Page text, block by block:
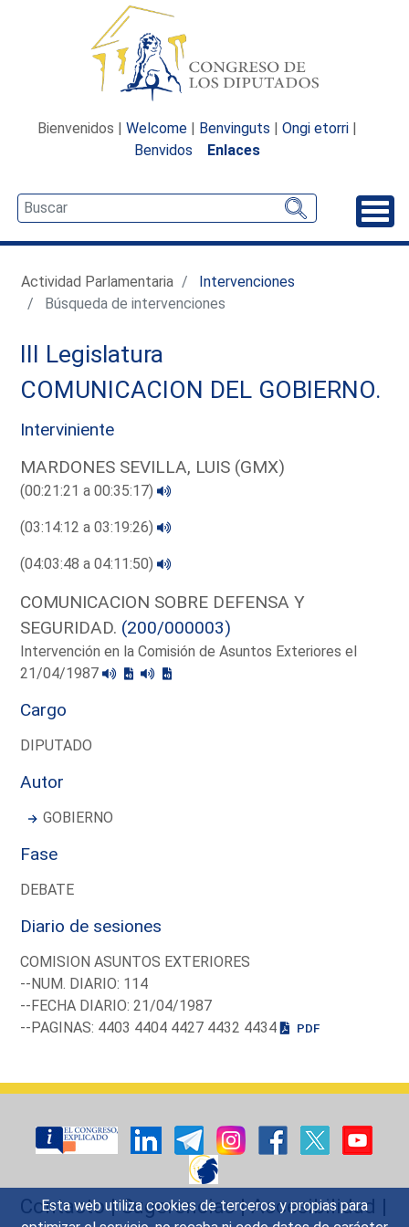
Esta web utiliza cookies de terceros y propias para
Bienvenidos | Welcome | Benvinguts | Ongi etorri |
Benvidos
Enlaces
Actividad Parlamentaria
Intervenciones
Búsqueda de intervenciones
III Legislatura
COMUNICACION DEL GOBIERNO.
Interviniente
MARDONES SEVILLA, LUIS (GMX)
(00:21:21 a 00:35:17)
(03:14:12 a 03:19:26)
(04:03:48 a 04:11:50)
COMUNICACION SOBRE DEFENSA Y
SEGURIDAD. (200/000003)
Intervención en la Comisión de Asuntos Exteriores el
21/04/1987
Cargo
DIPUTADO
Autor
GOBIERNO
Fase
DEBATE
Diario de sesiones
COMISION ASUNTOS EXTERIORES
--NUM. DIARIO: 114
--FECHA DIARIO: 21/04/1987
--PAGINAS: 4403 4404 4427 4432 4434
PDF
Contacto|Sugerencias|Accesibilidad |